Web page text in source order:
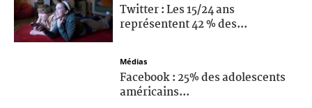
Twitter : Les 15/24 ans
représentent 42 % des...
Médias
Facebook : 25% des adolescents
américains...